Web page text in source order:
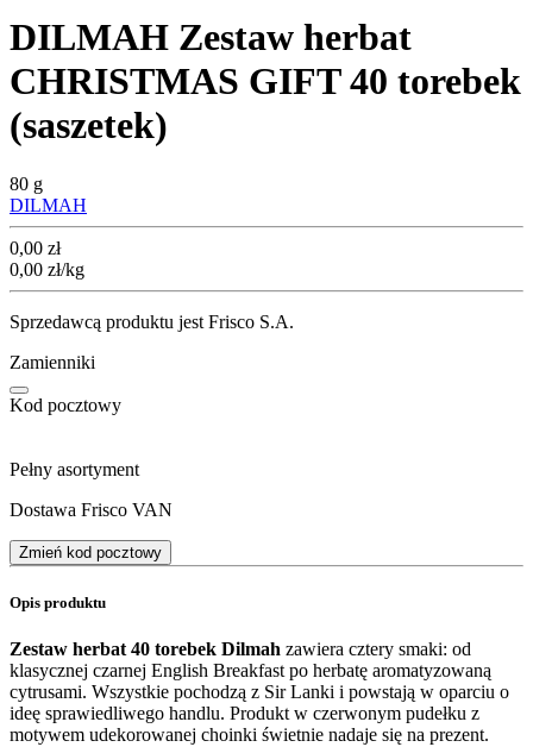
DILMAH Zestaw herbat
CHRISTMAS GIFT 40 torebek
(saszetek)
80 g
DILMAH
Cena
0,00 zł
0,00 zł/kg
Sprzedawcą produktu jest Frisco S.A.
Zamienniki
Kod pocztowy
Pełny asortyment
Dostawa Frisco VAN
Zmień kod pocztowy
Opis produktu
Zestaw herbat 40 torebek Dilmah zawiera cztery smaki: od
klasycznej czarnej English Breakfast po herbatę aromatyzowaną
cytrusami. Wszystkie pochodzą z Sir Lanki i powstają w oparciu o
ideę sprawiedliwego handlu. Produkt w czerwonym pudełku z
motywem udekorowanej choinki świetnie nadaje się na prezent.